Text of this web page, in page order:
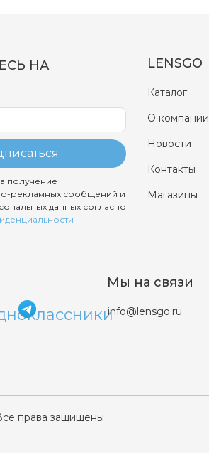
НА
получение
рекламных сообщений и
данных согласно
LENSGO
Каталог
О компании
Новости
Контакты
Магазины
Мы на связи
info@lensgo.ru
права защищены